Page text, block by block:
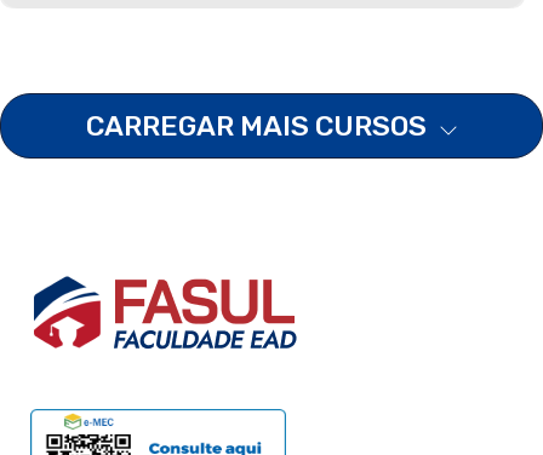
CARREGAR MAIS CURSOS